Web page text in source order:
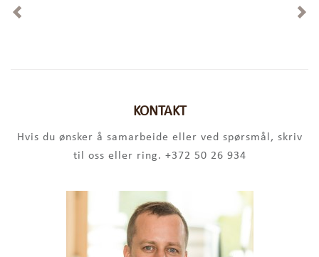
Previous
KONTAKT
Hvis du ønsker å samarbeide eller ved spørsmål, skriv
til oss eller ring. +372 50 26 934